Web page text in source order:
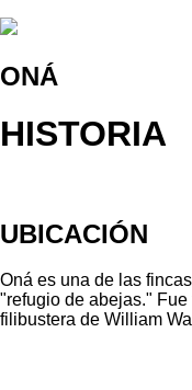
ONÁ
HISTORIA
UBICACIÓN
Oná es una de las
"refugio de abejas."
filibustera de William